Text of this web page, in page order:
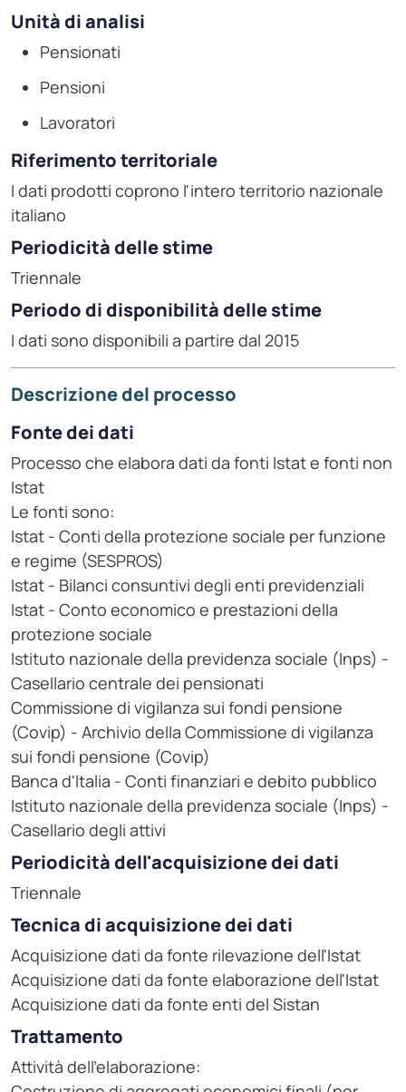
Unità di analisi
Pensionati
Pensioni
Lavoratori
Riferimento territoriale
I dati prodotti coprono l'intero territorio nazionale
italiano
Periodicità delle stime
Triennale
Periodo di disponibilità delle stime
I dati sono disponibili a partire dal 2015
Descrizione del processo
Fonte dei dati
Processo che elabora dati da fonti Istat e fonti non
Istat
Le fonti sono:
Istat - Conti della protezione sociale per funzione
e regime (SESPROS)
Istat - Bilanci consuntivi degli enti previdenziali
Istat - Conto economico e prestazioni della
protezione sociale
Istituto nazionale della previdenza sociale (Inps) -
Casellario centrale dei pensionati
Commissione di vigilanza sui fondi pensione
(Covip) - Archivio della Commissione di vigilanza
sui fondi pensione (Covip)
Banca d'Italia - Conti finanziari e debito pubblico
Istituto nazionale della previdenza sociale (Inps) -
Casellario degli attivi
Periodicità dell'acquisizione dei dati
Triennale
Tecnica di acquisizione dei dati
Acquisizione dati da fonte rilevazione dell'Istat
Acquisizione dati da fonte elaborazione dell'Istat
Acquisizione dati da fonte enti del Sistan
Trattamento
Attività dell'elaborazione: